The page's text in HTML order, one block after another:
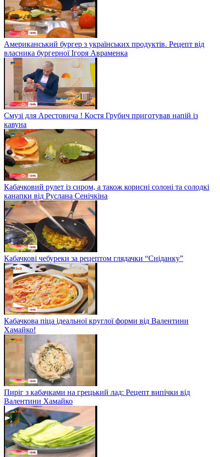
Американський бургер з українських продуктів. Рецепт від
власника бургерної Ігоря Авраменка
Смузі для Арестовича ! Костя Грубич приготував напій із
кавуна
Кабачковий рулет із сиром, а також корисні солоні та солодкі
канапки від Руслана Сенічкіна
Кабачкові чебуреки за рецептом глядачки “Сніданку”
Кабачкова піца ідеальної круглої форми від Валентини
Хамайко!
Пиріг з кабачками на грецький лад: Рецепт випічки від
Валентини Хамайко